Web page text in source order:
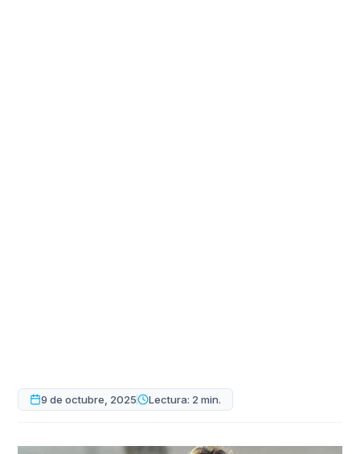
9 de octubre, 2025 Lectura: 2 min.